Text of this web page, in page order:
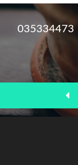
035334473